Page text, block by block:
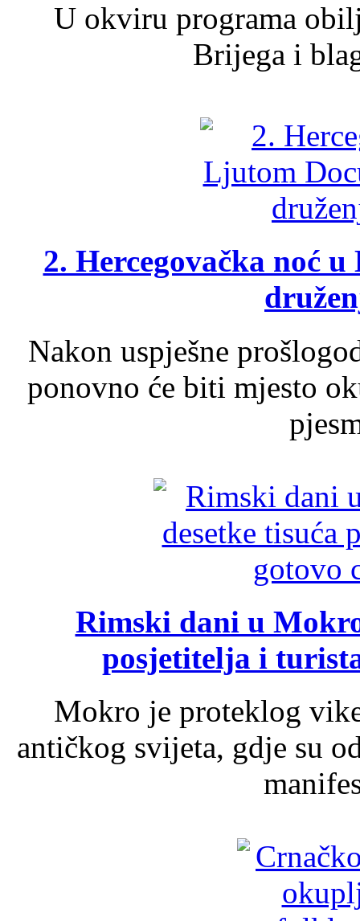
U okviru programa
Brijega i
2. Hercegovačka noć
Nakon uspješne
ponovno će biti mjesto
Rimski dani u
posjetitelja i
Mokro je proteklog
antičkog svijeta, gdje su